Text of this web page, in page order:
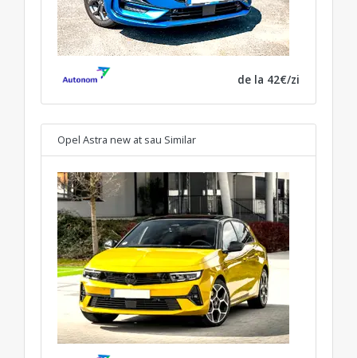
de la 42€/zi
Opel Astra new at sau Similar